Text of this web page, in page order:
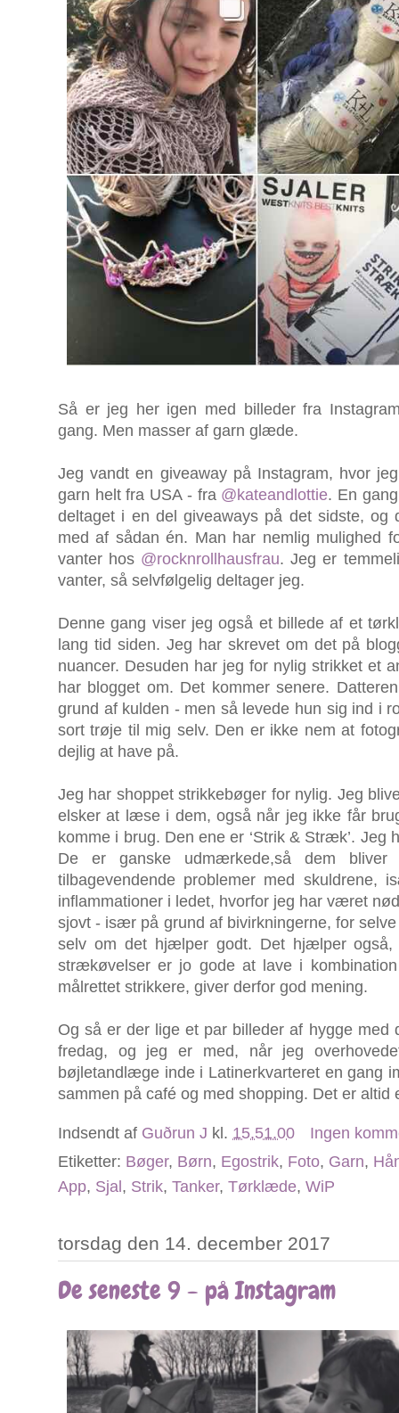
Så er jeg her igen med billeder fra
gang. Men masser af garn glæde.
Jeg vandt en giveaway på Instagram, hvor
garn helt fra USA - fra @kateandlottie. En
deltaget i en del giveaways på det sidste, og
med af sådan én. Man har nemlig mulighed
vanter hos @rocknrollhausfrau. Jeg er
vanter, så selvfølgelig deltager jeg.
Denne gang viser jeg også et billede af et
lang tid siden. Jeg har skrevet om det på
nuancer. Desuden har jeg for nylig strikket et
har blogget om. Det kommer senere.
grund af kulden - men så levede hun sig ind i
sort trøje til mig selv. Den er ikke nem at
dejlig at have på.
Jeg har shoppet strikkebøger for nylig. Jeg
elsker at læse i dem, også når jeg ikke får
komme i brug. Den ene er ‘Strik & Stræk’.
De er ganske udmærkede,så dem
tilbagevendende problemer med skuldrene,
inflammationer i ledet, hvorfor jeg har været
sjovt - især på grund af bivirkningerne, for
selv om det hjælper godt. Det hjælper også,
strækøvelser er jo gode at lave i
målrettet strikkere, giver derfor god mening.
Og så er der lige et par billeder af hygge med
fredag, og jeg er med, når jeg
bøjletandlæge inde i Latinerkvarteret en gang
sammen på café og med shopping. Det er altid
Indsendt af Guðrun J kl. 15.51.00
Ingen
Etiketter: Bøger, Børn, Egostrik, Foto, Garn,
App, Sjal, Strik, Tanker, Tørklæde, WiP
torsdag den 14. december 2017
De seneste 9 - på Instagram